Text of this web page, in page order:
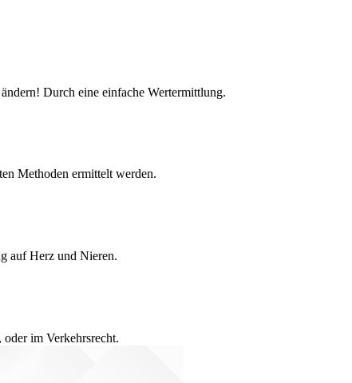
Durch eine einfache Wertermittlung.
Methoden ermittelt werden.
auf Herz und Nieren.
oder im Verkehrsrecht.